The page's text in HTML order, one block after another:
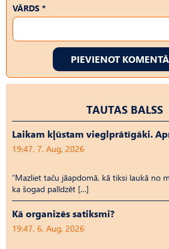
VĀRDS *
PIEVIENOT
TAUTAS BALSS
Laikam kļūstam vieglprātīgāki.
19:47, 7. Aug, 2026
“Mazliet taču jāapdomā, kā tiksi laukā no
ka šogad palīdzēt […]
Kā organizēs satiksmi?
19:47, 6. Aug, 2026